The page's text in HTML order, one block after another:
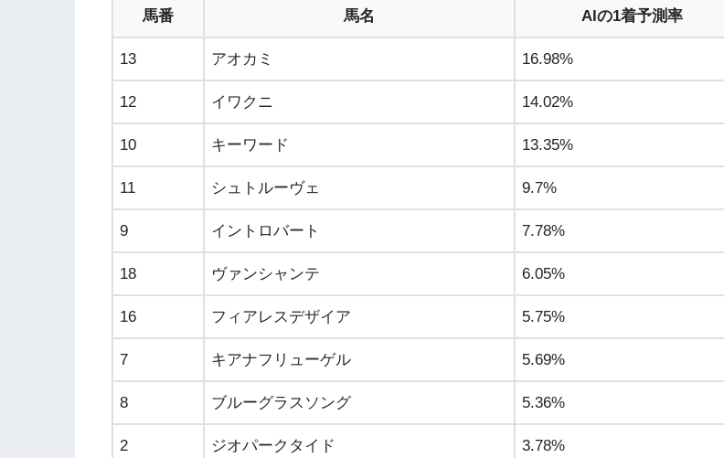
馬番 馬名 AIの1着予測率
13 アオカミ 16.98%
12 イワクニ 14.02%
10 キーワード 13.35%
11 シュトルーヴェ 9.7%
9 イントロバート 7.78%
18 ヴァンシャンテ 6.05%
16 フィアレスデザイア 5.75%
7 キアナフリューゲル 5.69%
8 ブルーグラスソング 5.36%
2 ジオパークタイド 3.78%